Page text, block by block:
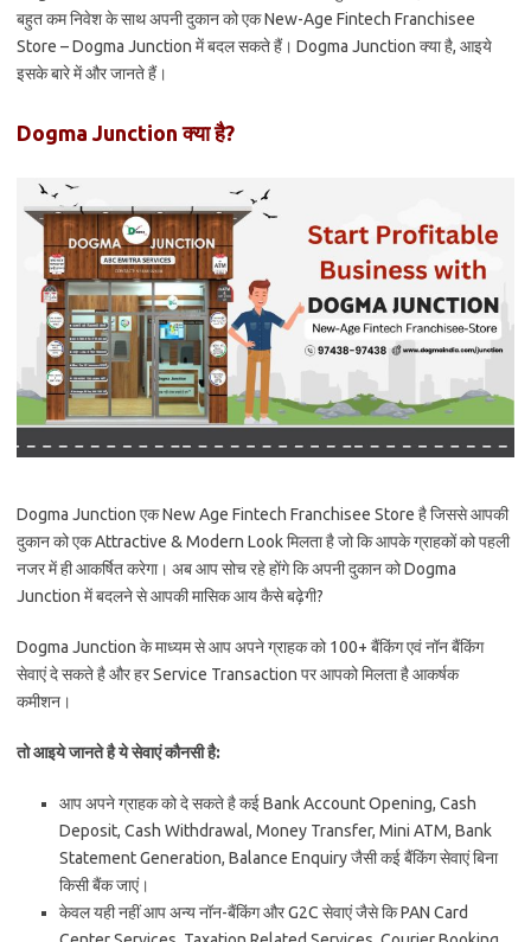
बहुत कम निवेश के साथ अपनी दुकान को एक New-Age Fintech Franchisee
Store – Dogma Junction में बदल सकते हैं। Dogma Junction क्या है, आइये
इसके बारे में और जानते हैं।
Dogma Junction क्या है?
Dogma Junction एक New Age Fintech Franchisee Store है जिससे आपकी
दुकान को एक Attractive & Modern Look मिलता है जो कि आपके ग्राहकों को पहली
नजर में ही आकर्षित करेगा। अब आप सोच रहे होंगे कि अपनी दुकान को Dogma
Junction में बदलने से आपकी मासिक आय कैसे बढ़ेगी?
Dogma Junction के माध्यम से आप अपने ग्राहक को 100+ बैंकिंग एवं नॉन बैंकिंग
सेवाएं दे सकते है और हर Service Transaction पर आपको मिलता है आकर्षक
कमीशन।
तो आइये जानते है ये सेवाएं कौनसी है:
आप अपने ग्राहक को दे सकते है कई Bank Account Opening, Cash
Deposit, Cash Withdrawal, Money Transfer, Mini ATM, Bank
Statement Generation, Balance Enquiry जैसी कई बैंकिंग सेवाएं बिना
किसी बैंक जाएं।
केवल यही नहीं आप अन्य नॉन-बैंकिंग और G2C सेवाएं जैसे कि PAN Card